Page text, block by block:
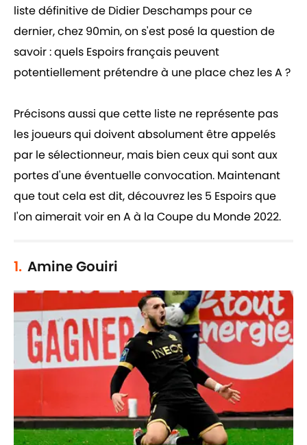
liste définitive de Didier Deschamps pour ce
dernier, chez 90min, on s'est posé la question de
savoir : quels Espoirs français peuvent
potentiellement prétendre à une place chez les A ?
Précisons aussi que cette liste ne représente pas
les joueurs qui doivent absolument être appelés
par le sélectionneur, mais bien ceux qui sont aux
portes d'une éventuelle convocation. Maintenant
que tout cela est dit, découvrez les 5 Espoirs que
l'on aimerait voir en A à la Coupe du Monde 2022.
1. Amine Gouiri